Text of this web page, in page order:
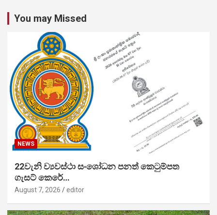
You may Missed
NEWS
22වැනි ව්‍යවස්ථා සංශෝධන පනත් කෙටුම්පත
ගැසට් කෙරේ…
August 7, 2026 editor